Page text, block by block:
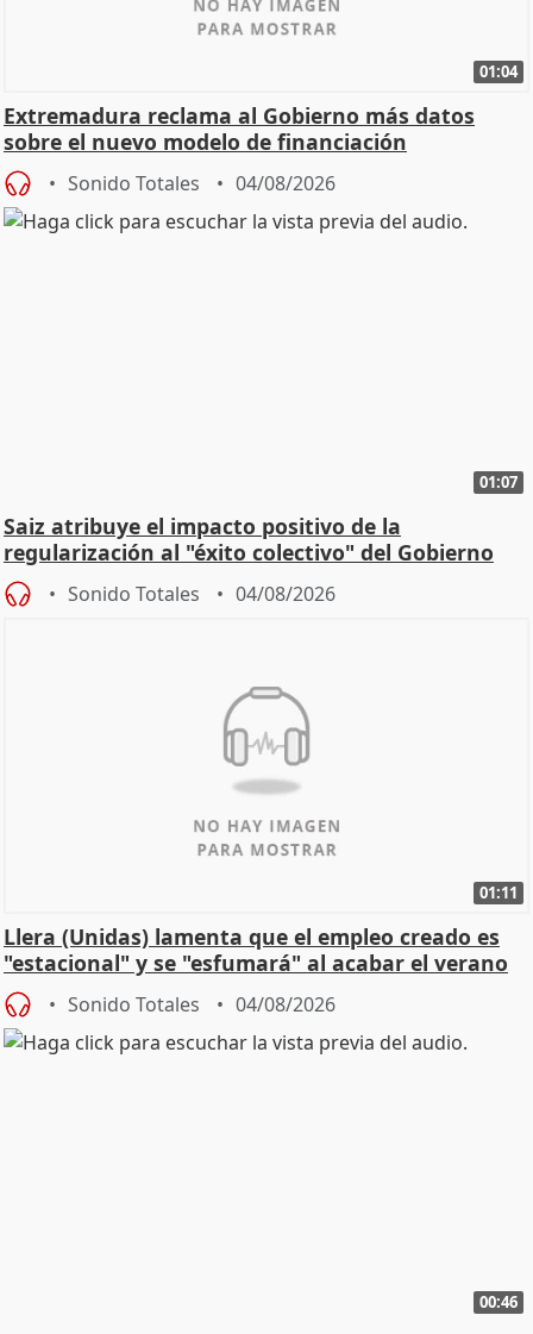
01:04
Extremadura reclama al Gobierno más datos
sobre el nuevo modelo de financiación
Sonido Totales 04/08/2026
01:07
Saiz atribuye el impacto positivo de la
regularización al "éxito colectivo" del Gobierno
Sonido Totales 04/08/2026
01:11
Llera (Unidas) lamenta que el empleo creado es
"estacional" y se "esfumará" al acabar el verano
Sonido Totales 04/08/2026
00:46